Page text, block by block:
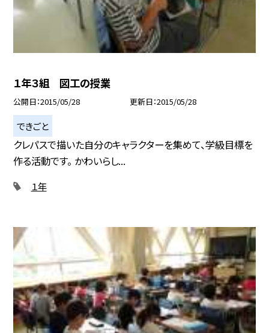
１年３組 図工の授業
公開日 2015/05/28 更新日 2015/05/28
できごと
クレパスで描いた自分のキャラクターを集めて、学級目標を
作る活動です。 かわいらし...
１年